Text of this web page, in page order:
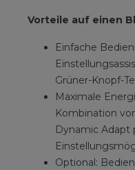
Vorteile auf einen
Einfache
Grüner-Knopf-
Maximale
Kombination
Dynamic Adapt
Optional: